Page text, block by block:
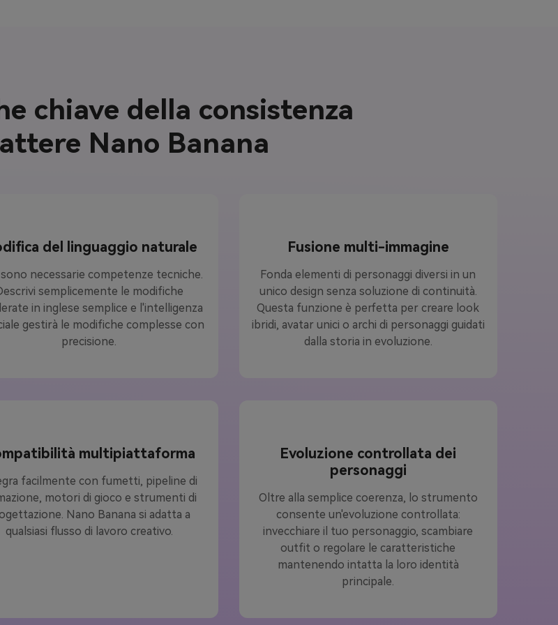
chiave della consistenza
Nano Banana
del linguaggio naturale
necessarie competenze tecniche.
semplicemente le modifiche
in inglese semplice e l'intelligenza
gestirà le modifiche complesse con
precisione.
Fusione multi-immagine
Fonda elementi di personaggi diversi in un
unico design senza soluzione di continuità.
Questa funzione è perfetta per creare look
ibridi, avatar unici o archi di personaggi guidati
dalla storia in evoluzione.
multipiattaforma
facilmente con fumetti, pipeline di
motori di gioco e strumenti di
Nano Banana si adatta a
qualsiasi flusso di lavoro creativo.
Evoluzione controllata dei
personaggi
Oltre alla semplice coerenza, lo strumento
consente un'evoluzione controllata:
invecchiare il tuo personaggio, scambiare
outfit o regolare le caratteristiche
mantenendo intatta la loro identità
principale.